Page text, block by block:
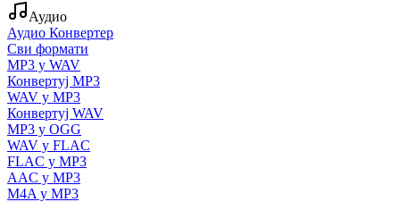
Аудио
Аудио Конвертер
Сви формати
MP3 у WAV
Конвертуј MP3
WAV у MP3
Конвертуј WAV
MP3 у OGG
WAV у FLAC
FLAC у MP3
AAC у MP3
M4A у MP3